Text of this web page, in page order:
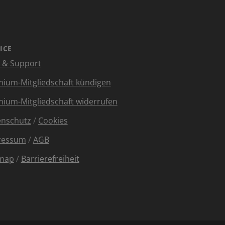
& Support
Mitgliedschaft kündigen
Mitgliedschaft widerrufen
/ Cookies
/AGB
/ Barrierefreiheit